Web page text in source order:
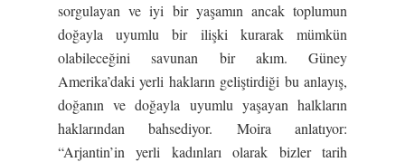
sorgulayan ve iyi bir yaşamın ancak toplumun
doğayla uyumlu bir ilişki kurarak mümkün
olabileceğini savunan bir akım. Güney
Amerika’daki yerli hakların geliştirdiği bu anlayış,
doğanın ve doğayla uyumlu yaşayan halkların
haklarından bahsediyor. Moira anlatıyor:
“Arjantin’in yerli kadınları olarak bizler tarih